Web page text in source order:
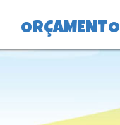
ORÇAMENTO